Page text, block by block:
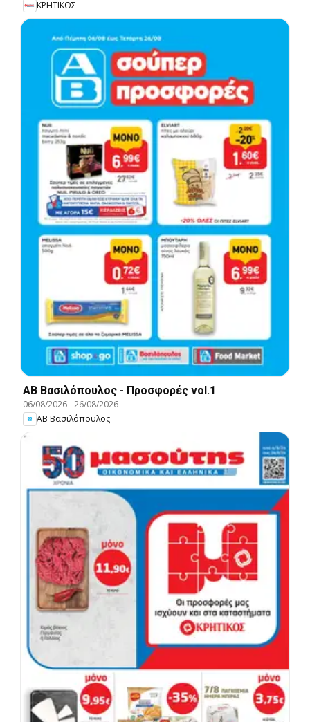
ΚΡΗΤΙΚΟΣ
ΑΒ Βασιλόπουλος - Προσφορές vol.1
06/08/2026-26/08/2026
ΑΒ Βασιλόπουλος